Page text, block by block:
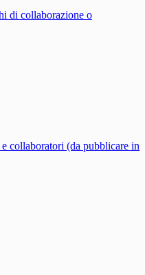
di collaborazione o
collaboratori (da pubblicare in